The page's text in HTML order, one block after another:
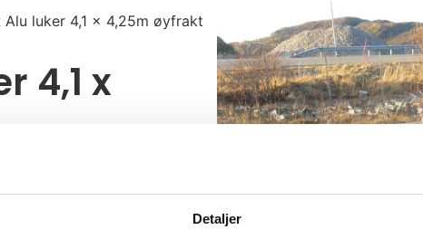
Detaljer
luker 4,1 x 4,25m øyfrakt
4,1 x